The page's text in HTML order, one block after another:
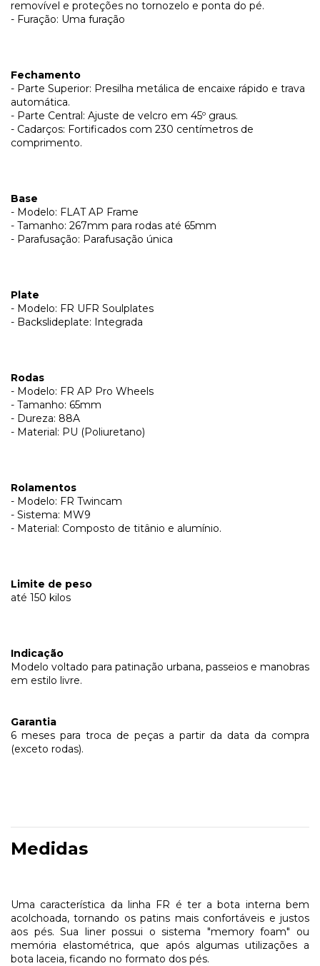
removível e proteções no tornozelo e ponta do pé.
- Furação: Uma furação
Fechamento
- Parte Superior: Presilha metálica de encaixe rápido e trava
automática.
- Parte Central: Ajuste de velcro em 45º graus.
- Cadarços: Fortificados com 230 centímetros de
comprimento.
Base
- Modelo: FLAT AP Frame
- Tamanho: 267mm para rodas até 65mm
- Parafusação: Parafusação única
Plate
- Modelo: FR UFR Soulplates
- Backslideplate: Integrada
Rodas
- Modelo: FR AP Pro Wheels
- Tamanho: 65mm
- Dureza: 88A
- Material: PU (Poliuretano)
Rolamentos
- Modelo: FR Twincam
- Sistema: MW9
- Material: Composto de titânio e alumínio.
Limite de peso
até 150 kilos
Indicação
Modelo voltado para patinação urbana, passeios e manobras
em estilo livre.
Garantia
6 meses para troca de peças a partir da data da compra
(exceto rodas).
Medidas
Uma característica da linha FR é ter a bota interna bem
acolchoada, tornando os patins mais confortáveis e justos
aos pés. Sua liner possui o sistema "memory foam" ou
memória elastométrica, que após algumas utilizações a
bota laceia, ficando no formato dos pés.